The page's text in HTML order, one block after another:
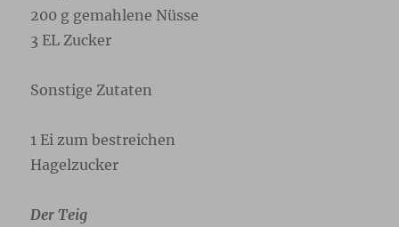
200 g gemahlene Nüsse
3 EL Zucker
Sonstige Zutaten
1 Ei zum bestreichen
Hagelzucker
Der Teig